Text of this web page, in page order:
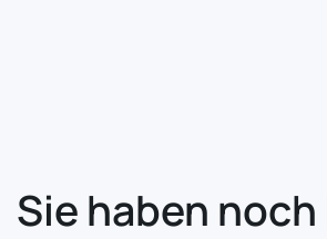
Sie haben noch